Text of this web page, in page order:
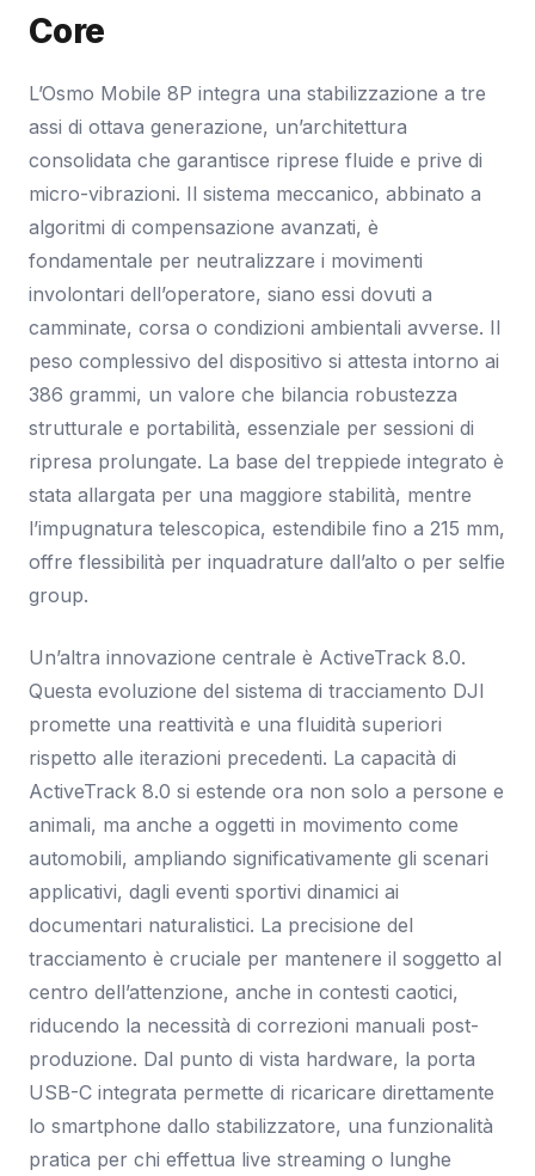
Core
L’Osmo Mobile 8P integra una stabilizzazione a tre
assi di ottava generazione, un’architettura
consolidata che garantisce riprese fluide e prive di
micro-vibrazioni. Il sistema meccanico, abbinato a
algoritmi di compensazione avanzati, è
fondamentale per neutralizzare i movimenti
involontari dell’operatore, siano essi dovuti a
camminate, corsa o condizioni ambientali avverse. Il
peso complessivo del dispositivo si attesta intorno ai
386 grammi, un valore che bilancia robustezza
strutturale e portabilità, essenziale per sessioni di
ripresa prolungate. La base del treppiede integrato è
stata allargata per una maggiore stabilità, mentre
l’impugnatura telescopica, estendibile fino a 215 mm,
offre flessibilità per inquadrature dall’alto o per selfie
group.
Un’altra innovazione centrale è ActiveTrack 8.0.
Questa evoluzione del sistema di tracciamento DJI
promette una reattività e una fluidità superiori
rispetto alle iterazioni precedenti. La capacità di
ActiveTrack 8.0 si estende ora non solo a persone e
animali, ma anche a oggetti in movimento come
automobili, ampliando significativamente gli scenari
applicativi, dagli eventi sportivi dinamici ai
documentari naturalistici. La precisione del
tracciamento è cruciale per mantenere il soggetto al
centro dell’attenzione, anche in contesti caotici,
riducendo la necessità di correzioni manuali post-
produzione. Dal punto di vista hardware, la porta
USB-C integrata permette di ricaricare direttamente
lo smartphone dallo stabilizzatore, una funzionalità
pratica per chi effettua live streaming o lunghe